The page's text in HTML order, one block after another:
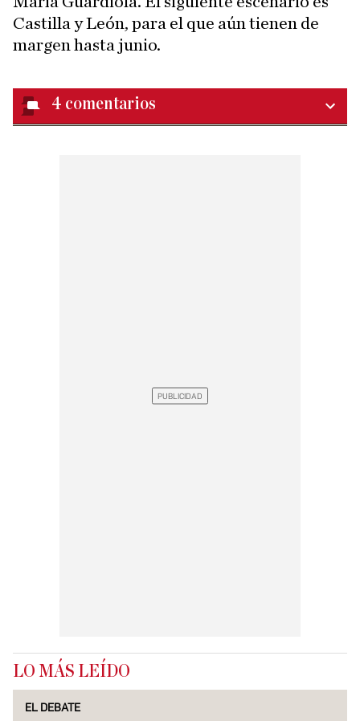
Castilla y León, para el que aún tienen de
margen hasta junio.
4 comentarios
LO MÁS LEÍDO
EL DEBATE